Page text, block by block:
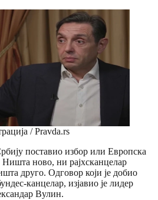
/ Pravda.rs
поставио избор или Европска
ново, ни рајхсканцелар
друго. Одговор који је добио
канцелар, изјавио је лидер
Вулин.